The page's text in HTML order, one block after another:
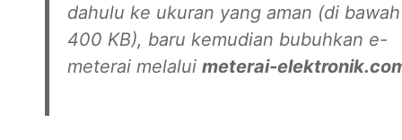
dahulu ke ukuran yang aman (di bawah
400 KB), baru kemudian bubuhkan e-
meterai melalui meterai-